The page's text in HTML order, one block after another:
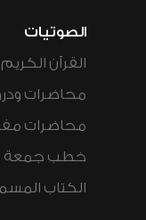
الصوتيات
القرآن الكريم
محاضرات
محاضرات
خطب جمعة
الكتاب